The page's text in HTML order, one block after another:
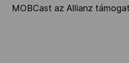
MOBCast az Allianz